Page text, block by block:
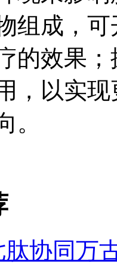
组成，
的效果
，以实
。
协同万